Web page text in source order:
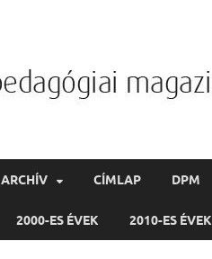
ARCHÍV CÍMLAP DPM
2000-ES ÉVEK 2010-ES ÉVEK